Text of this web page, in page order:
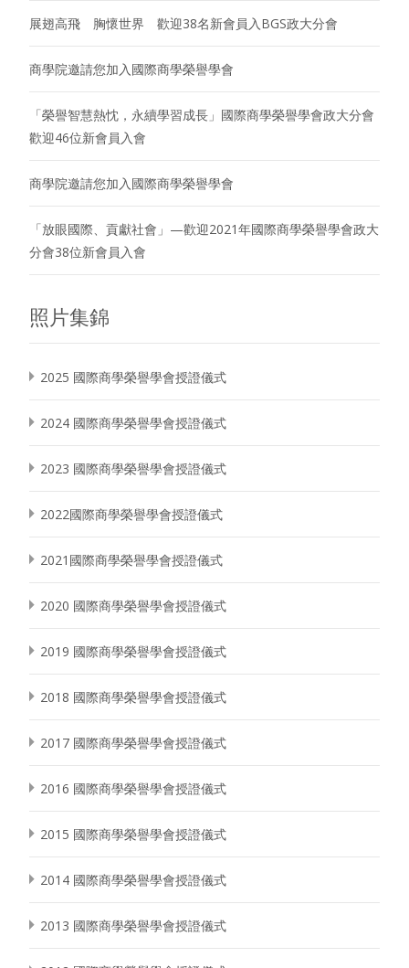
展翅高飛 胸懷世界 歡迎38名新會員入BGS政大分會
商學院邀請您加入國際商學榮譽學會
「榮譽智慧熱忱，永續學習成長」國際商學榮譽學會政大分會
歡迎46位新會員入會
商學院邀請您加入國際商學榮譽學會
「放眼國際、貢獻社會」—歡迎2021年國際商學榮譽學會政大
分會38位新會員入會
照片集錦
2025 國際商學榮譽學會授證儀式
2024 國際商學榮譽學會授證儀式
2023 國際商學榮譽學會授證儀式
2022國際商學榮譽學會授證儀式
2021國際商學榮譽學會授證儀式
2020 國際商學榮譽學會授證儀式
2019 國際商學榮譽學會授證儀式
2018 國際商學榮譽學會授證儀式
2017 國際商學榮譽學會授證儀式
2016 國際商學榮譽學會授證儀式
2015 國際商學榮譽學會授證儀式
2014 國際商學榮譽學會授證儀式
2013 國際商學榮譽學會授證儀式